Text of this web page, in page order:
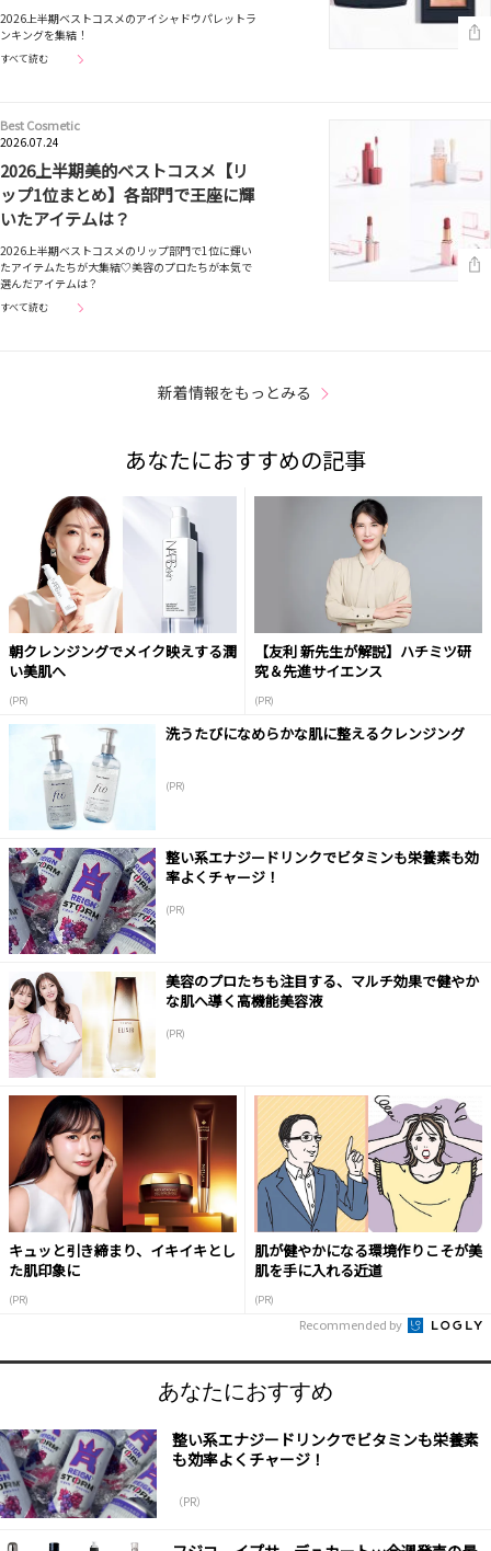
2026上半期ベストコスメのアイシャドウパレットラ
ンキングを集結！
すべて読む
Best Cosmetic
2026.07.24
2026上半期美的ベストコスメ【リ
ップ1位まとめ】各部門で王座に輝
いたアイテムは？
2026上半期ベストコスメのリップ部門で1位に輝い
たアイテムたちが大集結♡美容のプロたちが本気で
選んだアイテムは？
すべて読む
新着情報をもっとみる
あなたにおすすめの記事
朝クレンジングでメイク映えする潤
い美肌へ
(PR)
【友利 新先生が解説】ハチミツ研
究＆先進サイエンス
(PR)
洗うたびになめらかな肌に整えるクレンジング
(PR)
整い系エナジードリンクでビタミンも栄養素も効
率よくチャージ！
(PR)
美容のプロたちも注目する、マルチ効果で健やか
な肌へ導く高機能美容液
(PR)
キュッと引き締まり、イキイキとし
た肌印象に
(PR)
肌が健やかになる環境作りこそが美
肌を手に入れる近道
(PR)
Recommended by
あなたにおすすめ
整い系エナジードリンクでビタミンも栄養素
も効率よくチャージ！
（PR）